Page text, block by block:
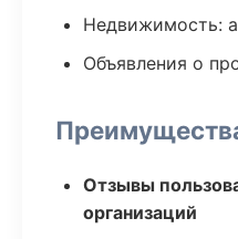
Недвижимость:
Объявления о
Отзывы
организаций